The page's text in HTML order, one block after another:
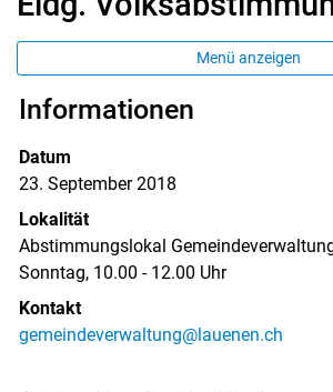
Menü anzeigen
Informationen
Datum
23. September 2018
Lokalität
Abstimmungslokal
Sonntag, 10.00 - 12.00 Uhr
Kontakt
gemeindeverwaltung@lauenen.ch